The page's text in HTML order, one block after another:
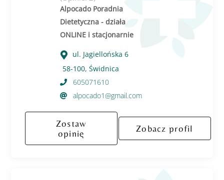
Alpocado Poradnia
Dietetyczna - działa
ONLINE i stacjonarnie
ul. Jagiellońska 6
58-100, Świdnica
605071610
alpocado1@gmail.com
Zostaw
opinię
Zobacz profil